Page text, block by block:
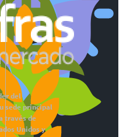
del
sede principal
través de
Unidos y